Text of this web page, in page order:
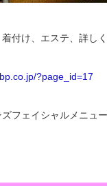
付け、エステ、詳しく
?page_id=17
フェイシャルメニュー